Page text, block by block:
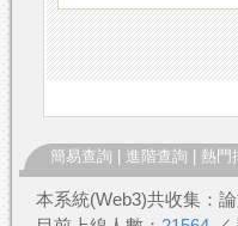
簡易查詢 進階查詢 熱門
本系統(Web3)共收集：